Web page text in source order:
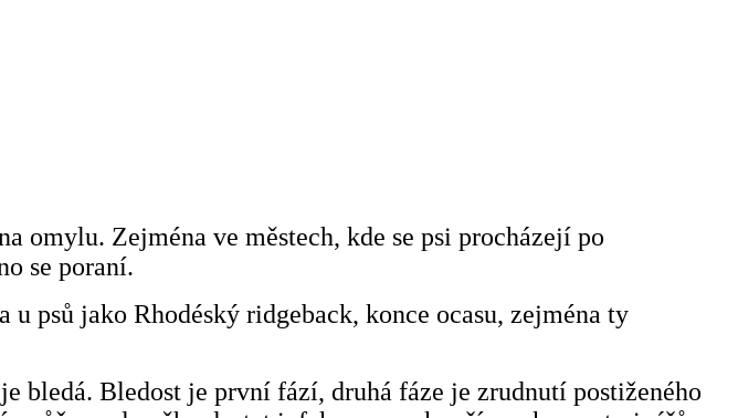
omylu. Zejména ve městech, kde se psi procházejí po
se poraní.
psů jako Rhodéský ridgeback, konce ocasu, zejména ty
bledá. Bledost je první fází, druhá fáze je zrudnutí postiženého